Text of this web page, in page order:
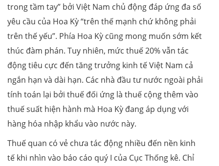
trong tầm tay” bởi Việt Nam chủ động đáp ứng đa số
yêu cầu của Hoa Kỳ “trên thế mạnh chứ không phải
trên thế yếu”. Phía Hoa Kỳ cũng mong muốn sớm kết
thúc đàm phán. Tuy nhiên, mức thuế 20% vẫn tác
động tiêu cực đến tăng trưởng kinh tế Việt Nam cả
ngắn hạn và dài hạn. Các nhà đầu tư nước ngoài phải
tính toán lại bởi thuế đối ứng là thuế cộng thêm vào
thuế suất hiện hành mà Hoa Kỳ đang áp dụng với
hàng hóa nhập khẩu vào nước này.
Thuế quan có vẻ chưa tác động nhiều đến nền kinh
tế khi nhìn vào báo cáo quý I của Cục Thống kê. Chỉ